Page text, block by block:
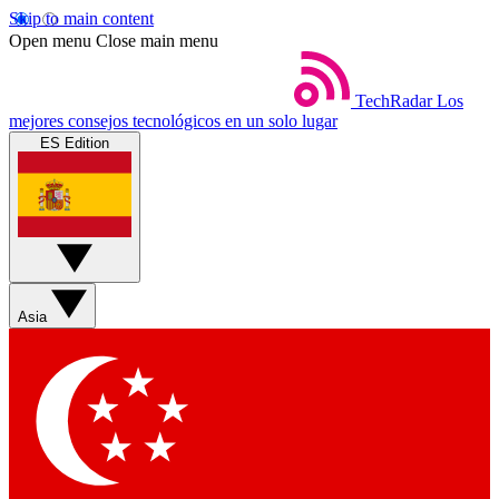
Skip to main content
Open menu Close main menu
TechRadar Los
mejores consejos tecnológicos en un solo lugar
ES Edition
Asia